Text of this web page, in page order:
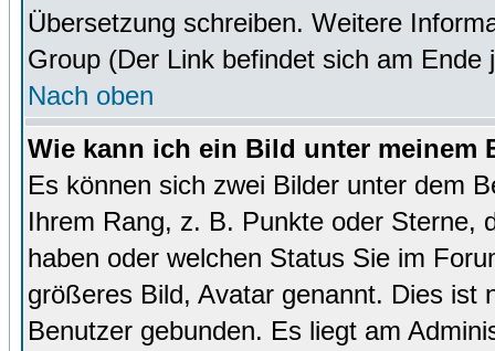
Übersetzung schreiben. Weitere
Group (Der Link befindet sich am Ende
Nach oben
Wie kann ich ein Bild unter meinem
Es können sich zwei Bilder unter dem
Ihrem Rang, z. B. Punkte oder Sterne,
haben oder welchen Status Sie im
größeres Bild, Avatar genannt. Dies ist
Benutzer gebunden. Es liegt am